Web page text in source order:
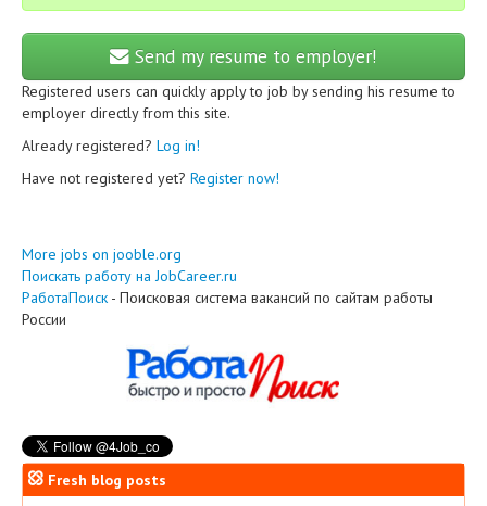
Send my resume to employer!
Registered users can quickly apply to job by sending his resume to
employer directly from this site.
Already registered? Log in!
Have not registered yet? Register now!
More jobs on jooble.org
Поискать работу на JobCareer.ru
РаботаПоиск - Поисковая система вакансий по сайтам работы
России
Fresh blog posts